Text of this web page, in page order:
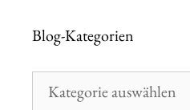
Blog-Kategorien
Kategorien